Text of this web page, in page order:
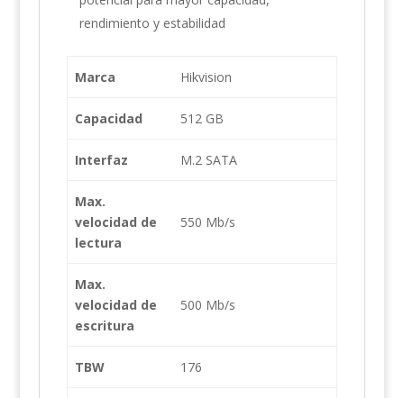
rendimiento y estabilidad
Marca Hikvision
Capacidad 512 GB
Interfaz M.2 SATA
Max.
velocidad de
lectura
550 Mb/s
Max.
velocidad de
escritura
500 Mb/s
TBW 176